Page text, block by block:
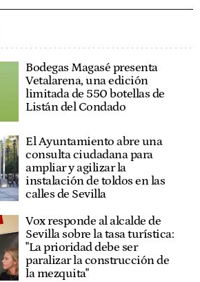
Bodegas Magasé presenta
Vetalarena, una edición
limitada de 550 botellas de
Listán del Condado
El Ayuntamiento abre una
consulta ciudadana para
ampliar y agilizar la
instalación de toldos en las
calles de Sevilla
Vox responde al alcalde de
Sevilla sobre la tasa turística:
"La prioridad debe ser
paralizar la construcción de
la mezquita"